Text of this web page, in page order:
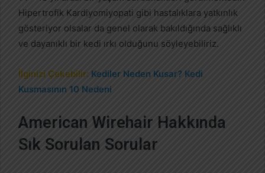
Hipertrofik Kardiyomiyopati gibi hastalıklara yatkınlık
gösteriyor olsalar da genel olarak bakıldığında sağlıklı
ve dayanıklı bir kedi ırkı olduğunu söyleyebiliriz.
İlginizi Çekebilir: Kediler Neden Kusar? Kedi
Kusmasının 10 Nedeni
American Wirehair Hakkında
Sık Sorulan Sorular